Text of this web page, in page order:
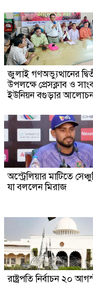
জুলাই গণঅভ্যুত্থানের
উপলক্ষে প্রেসক্লাব ও
ইউনিয়ন বগুড়ার
অস্ট্রেলিয়ার মাটিতে
যা বললেন মিরাজ
রাষ্ট্রপতি নির্বাচন ২০